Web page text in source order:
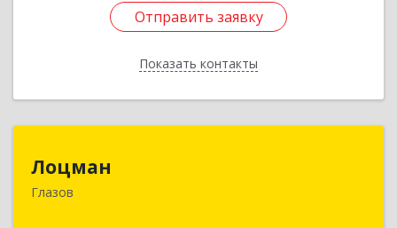
Отправить заявку
Показать контакты
Отправить заявку
Назад
Лоцман
Глазов
427620, Удмуртская Респ, Глазов г, Сибирская